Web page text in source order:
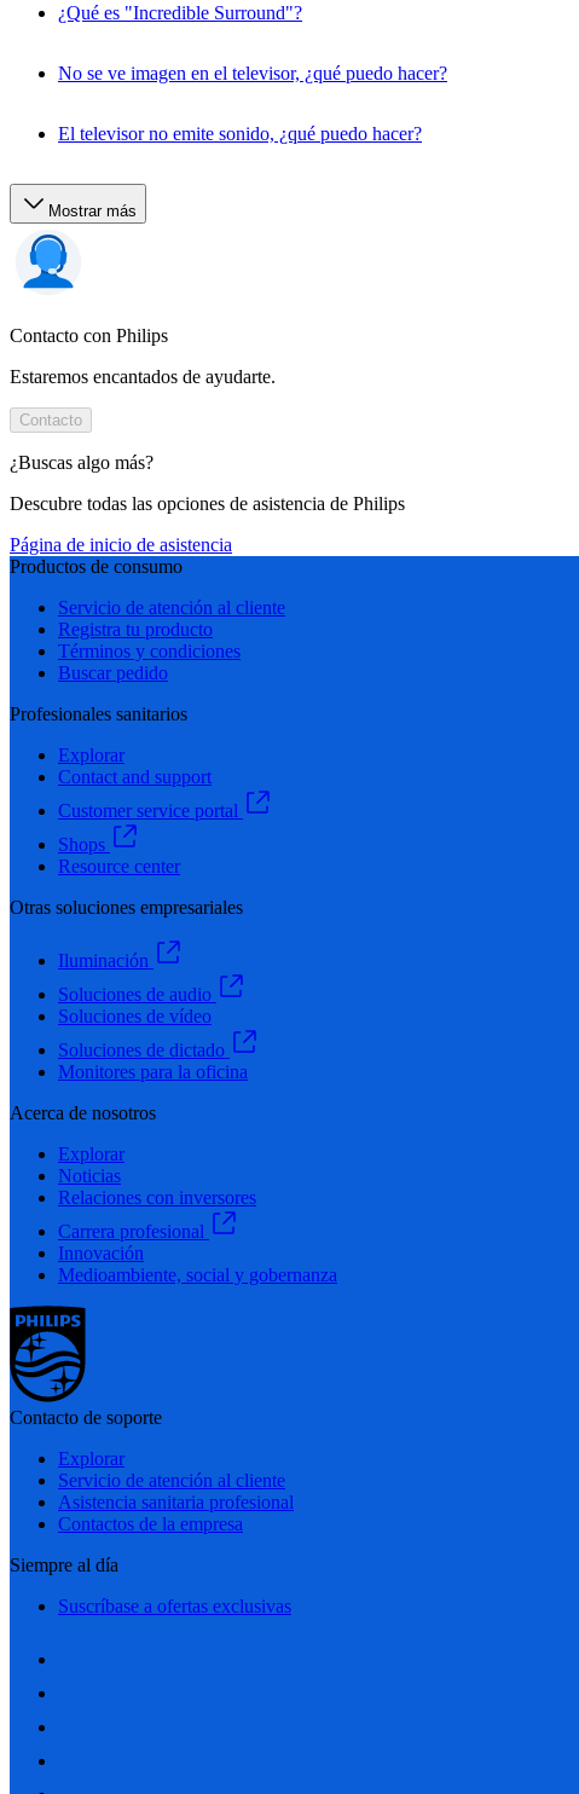
¿Qué es "Incredible Surround"?
No se ve imagen en el televisor, ¿qué puedo hacer?
El televisor no emite sonido, ¿qué puedo hacer?
Mostrar más
Contacto con Philips
Estaremos encantados de ayudarte.
Contacto
¿Buscas algo más?
Descubre todas las opciones de asistencia de Philips
Página de inicio de asistencia
Productos de consumo
Servicio de atención al cliente
Registra tu producto
Términos y condiciones
Buscar pedido
Profesionales sanitarios
Explorar
Contact and support
Customer service portal
Shops
Resource center
Otras soluciones empresariales
Iluminación
Soluciones de audio
Soluciones de vídeo
Soluciones de dictado
Monitores para la oficina
Acerca de nosotros
Explorar
Noticias
Relaciones con inversores
Carrera profesional
Innovación
Medioambiente, social y gobernanza
Contacto de soporte
Explorar
Servicio de atención al cliente
Asistencia sanitaria profesional
Contactos de la empresa
Siempre al día
Suscríbase a ofertas exclusivas